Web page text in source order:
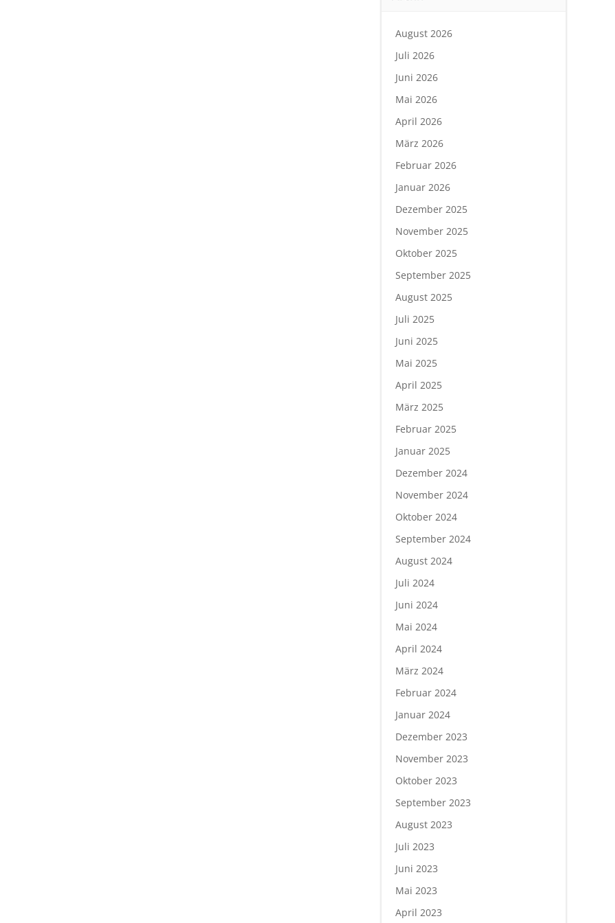
August 2026
Juli 2026
Juni 2026
Mai 2026
April 2026
März 2026
Februar 2026
Januar 2026
Dezember 2025
November 2025
Oktober 2025
September 2025
August 2025
Juli 2025
Juni 2025
Mai 2025
April 2025
März 2025
Februar 2025
Januar 2025
Dezember 2024
November 2024
Oktober 2024
September 2024
August 2024
Juli 2024
Juni 2024
Mai 2024
April 2024
März 2024
Februar 2024
Januar 2024
Dezember 2023
November 2023
Oktober 2023
September 2023
August 2023
Juli 2023
Juni 2023
Mai 2023
April 2023